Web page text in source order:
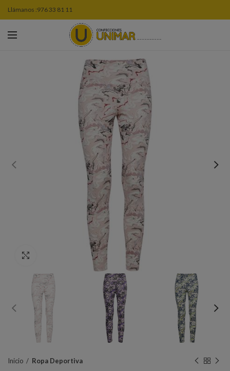
Llámanos :976 33 81 11
Inicio Ropa Deportiva